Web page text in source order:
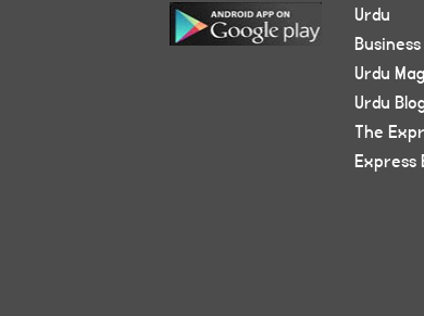
Urdu
Urdu
Urdu
The